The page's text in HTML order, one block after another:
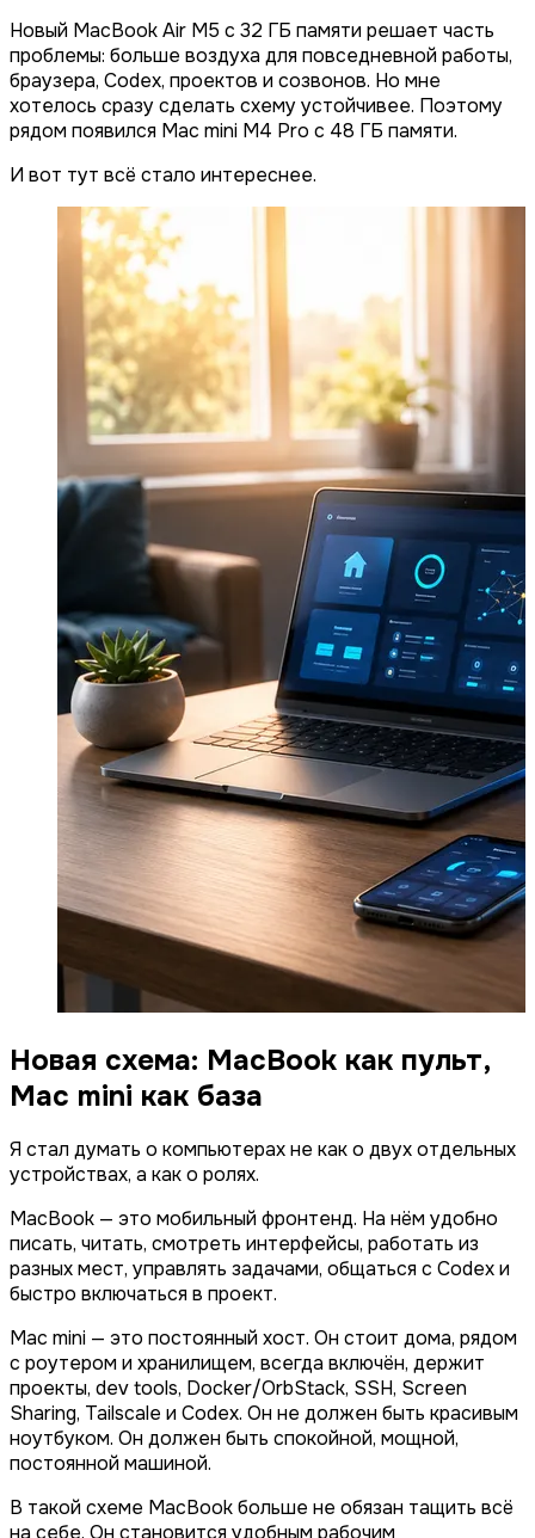
Новый MacBook Air M5 с 32 ГБ памяти решает часть
проблемы: больше воздуха для повседневной работы,
браузера, Codex, проектов и созвонов. Но мне
хотелось сразу сделать схему устойчивее. Поэтому
рядом появился Mac mini M4 Pro с 48 ГБ памяти.
И вот тут всё стало интереснее.
Новая схема: MacBook как пульт,
Mac mini как база
Я стал думать о компьютерах не как о двух отдельных
устройствах, а как о ролях.
MacBook — это мобильный фронтенд. На нём удобно
писать, читать, смотреть интерфейсы, работать из
разных мест, управлять задачами, общаться с Codex и
быстро включаться в проект.
Mac mini — это постоянный хост. Он стоит дома, рядом
с роутером и хранилищем, всегда включён, держит
проекты, dev tools, Docker/OrbStack, SSH, Screen
Sharing, Tailscale и Codex. Он не должен быть красивым
ноутбуком. Он должен быть спокойной, мощной,
постоянной машиной.
В такой схеме MacBook больше не обязан тащить всё